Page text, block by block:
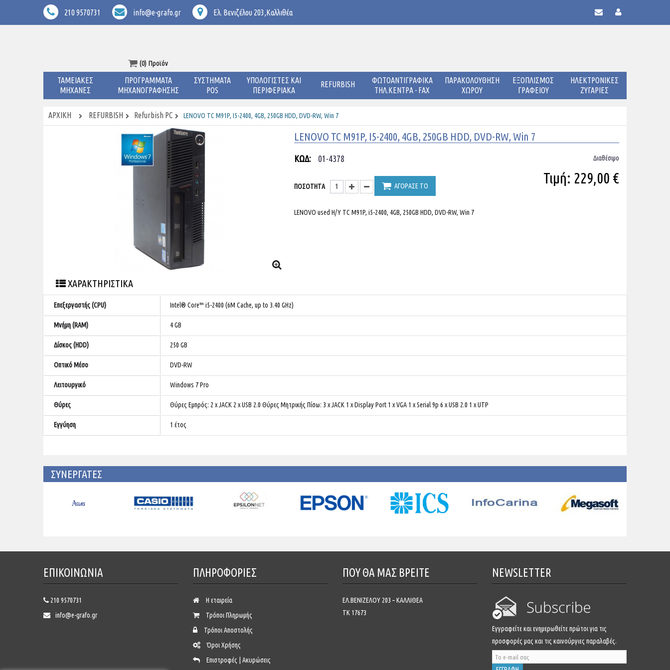
210 9570731 info@e-grafo.gr Ελ. Βενιζέλου 203,Καλλιθέα
(0) Προϊόν
ΤΑΜΕΙΑΚΕΣ
ΜΗΧΑΝΕΣ
ΠΡΟΓΡΑΜΜΑΤΑ
ΜΗΧΑΝΟΓΡΑΦΗΣΗΣ
ΣΥΣΤΗΜΑΤΑ
POS
ΥΠΟΛΟΓΙΣΤΕΣ ΚΑΙ
ΠΕΡΙΦΕΡΙΑΚΑ
REFURBISH
ΦΩΤΟΑΝΤΙΓΡΑΦΙΚΑ
ΤΗΛ.ΚΕΝΤΡΑ - FAX
ΠΑΡΑΚΟΛΟΥΘΗΣΗ
ΧΩΡΟΥ
ΕΞΟΠΛΙΣΜΟΣ
ΓΡΑΦΕΙΟΥ
ΗΛΕΚΤΡΟΝΙΚΕΣ
ΖΥΓΑΡΙΕΣ
ΑΡΧΙΚΉ REFURBISH Refurbish PC LENOVO TC M91P, I5-2400, 4GB, 250GB HDD, DVD-RW, Win 7
LENOVO TC M91P, I5-2400, 4GB, 250GB HDD, DVD-RW, Win 7
ΚΩΔ: 01-4378 Διαθέσιμο
Τιμή: 229,00 €
ΠΟΣΟΤΗΤΑ ΑΓΟΡΑΣΕ ΤΟ
LENOVO used H/Y TC M91P, i5-2400, 4GB, 250GB HDD, DVD-RW, Win 7
ΧΑΡΑΚΤΗΡΙΣΤΙΚΑ
Επεξεργαστής (CPU) Intel® Core™ i5-2400 (6M Cache, up to 3.40 GHz)
Μνήμη (RAM) 4 GB
Δίσκος (HDD) 250 GB
Οπτικό Μέσο DVD-RW
Λειτουργικό Windows 7 Pro
Θύρες Θύρες Εμπρός: 2 x JACK 2 x USB 2.0 Θύρες Μητρικής Πίσω: 3 x JACK 1 x Display Port 1 x VGA 1 x Serial 9p 6 x USB 2.0 1 x UTP
Εγγύηση 1 έτος
ΣΥΝΕΡΓΑΤΕΣ
ΕΠΙΚΟΙΝΩΝΊΑ
210 9570731
info@e-grafo.gr
ΠΛΗΡΟΦΟΡΙΕΣ
Η εταιρεία
Τρόποι Πληρωμής
Τρόποι Αποστολής
Όροι Χρήσης
Επιστροφές | Ακυρώσεις
ΠΟΥ ΘΑ ΜΑΣ ΒΡΕΊΤΕ
ΕΛ.ΒΕΝΙΖΕΛΟΥ 203 – ΚΑΛΛΙΘΕΑ
ΤΚ 17673
NEWSLETTER
Εγγραφείτε και ενημερωθείτε πρώτοι για τις
προσφορές μας και τις καινούργιες παραλαβές.